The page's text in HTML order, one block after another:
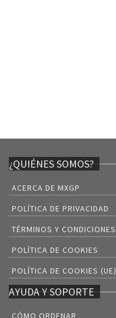
¿QUIÉNES SOMOS?
ACERCA DE MXGP
POLÍTICA DE PRIVACIDAD
TÉRMINOS Y CONDICIONES
POLÍTICA DE COOKIES
POLÍTICA DE COOKIES (UE)
AYUDA Y SOPORTE
CÓMO ORDENAR